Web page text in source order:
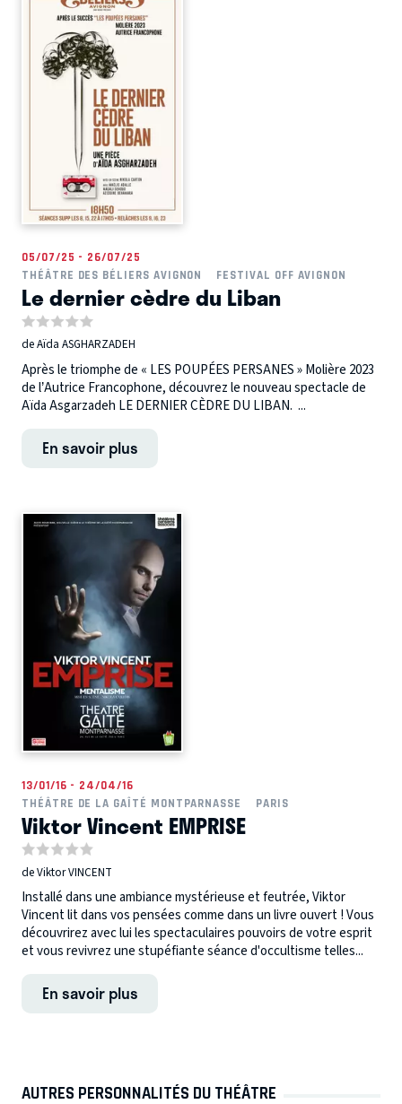
05/07/25 - 26/07/25
THÉÂTRE DES BÉLIERS AVIGNON
FESTIVAL OFF AVIGNON
Le dernier cèdre du Liban
de Aïda ASGHARZADEH
Après le triomphe de « LES POUPÉES PERSANES » Molière 2023
de l’Autrice Francophone, découvrez le nouveau spectacle de
Aïda Asgarzadeh LE DERNIER CÈDRE DU LIBAN. ...
En savoir plus
13/01/16 - 24/04/16
THÉÂTRE DE LA GAÎTÉ MONTPARNASSE
PARIS
Viktor Vincent EMPRISE
de Viktor VINCENT
Installé dans une ambiance mystérieuse et feutrée, Viktor
Vincent lit dans vos pensées comme dans un livre ouvert ! Vous
découvrirez avec lui les spectaculaires pouvoirs de votre esprit
et vous revivrez une stupéfiante séance d'occultisme telles...
En savoir plus
AUTRES PERSONNALITÉS DU THÉÂTRE